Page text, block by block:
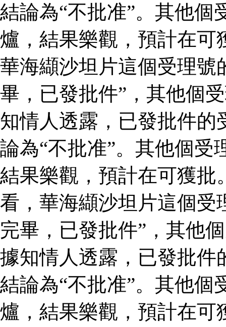
結論為“不批准”。其他個
爐，結果樂觀，預計在可
華海纈沙坦片這個受理號
畢，已發批件”，其他個
知情人透露，已發批件的
論為“不批准”。其他個受
結果樂觀，預計在可獲批
看，華海纈沙坦片這個受
完畢，已發批件”，其他
據知情人透露，已發批件
結論為“不批准”。其他個
爐，結果樂觀，預計在可